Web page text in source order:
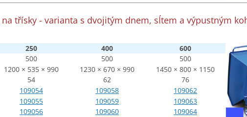
na třísky - varianta s dvojitým dnem, sÍtem a výpustným
250 400
600
500 500
500
1200 × 535 × 990 1230 × 670 × 990
1450 × 800 × 1150
54 62
76
109054 109058
109062
109055 109059
109063
109056 109060
109064